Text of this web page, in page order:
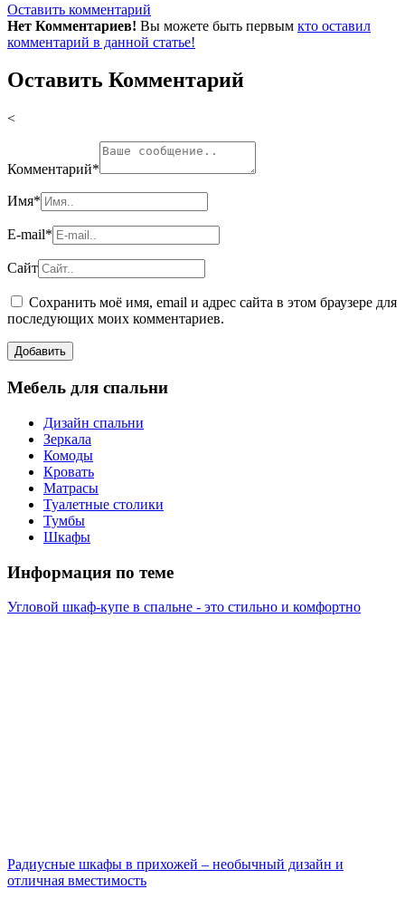
Оставить комментарий
Нет Комментариев! Вы можете быть первым кто оставил
комментарий в данной статье!
Оставить Комментарий
<
Комментарий*
Имя*
E-mail*
Сайт
Сохранить моё имя, email и адрес сайта в этом браузере для
последующих моих комментариев.
Мебель для спальни
Дизайн спальни
Зеркала
Комоды
Кровать
Матрасы
Туалетные столики
Тумбы
Шкафы
Информация по теме
Угловой шкаф-купе в спальне - это стильно и комфортно
Радиусные шкафы в прихожей – необычный дизайн и
отличная вместимость